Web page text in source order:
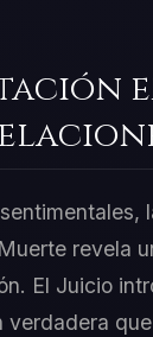
revela
El Juicio
verdadera